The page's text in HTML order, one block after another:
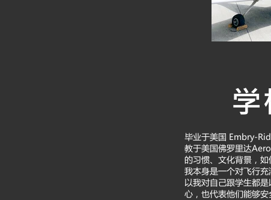
毕业于美国 Embry-
教于美国佛罗里达
的习惯、文化背景，
我本身是一个对飞行
以我对自己跟学生都
心，也代表他们能够安